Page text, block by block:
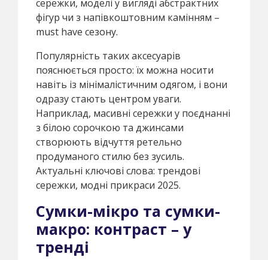
сережки, моделі у вигляді абстрактних
фігур чи з напівкоштовним камінням –
must have сезону.
Популярність таких аксесуарів
пояснюється просто: їх можна носити
навіть із мінімалістичним одягом, і вони
одразу стають центром уваги.
Наприклад, масивні сережки у поєднанні
з білою сорочкою та джинсами
створюють відчуття ретельно
продуманого стилю без зусиль.
Актуальні ключові слова: трендові
сережки, модні прикраси 2025.
Сумки-мікро та сумки-
макро: контраст – у
тренді